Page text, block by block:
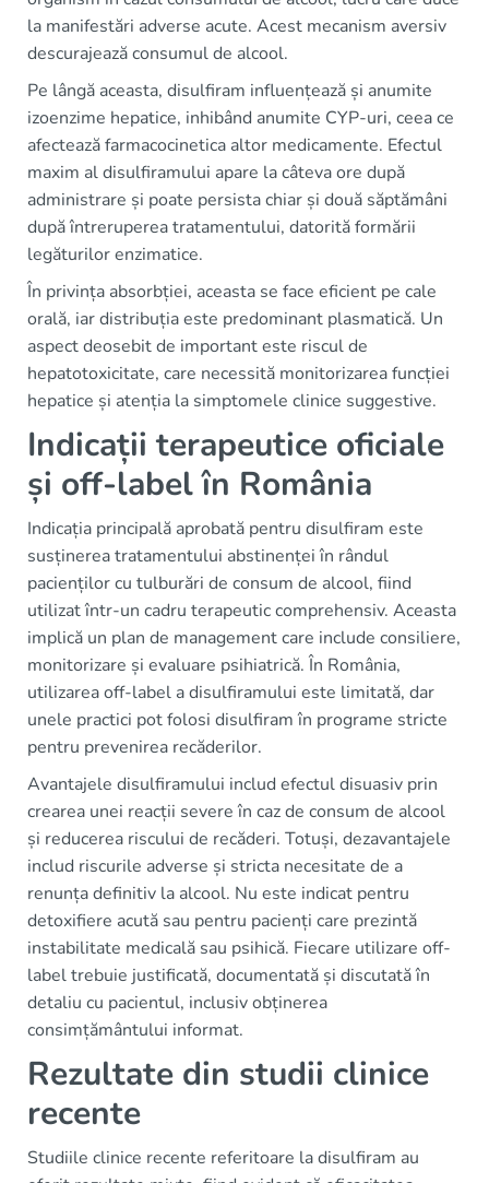
la manifestări adverse acute. Acest mecanism aversiv
descurajează consumul de alcool.
Pe lângă aceasta, disulfiram influențează și anumite
izoenzime hepatice, inhibând anumite CYP-uri, ceea ce
afectează farmacocinetica altor medicamente. Efectul
maxim al disulfiramului apare la câteva ore după
administrare și poate persista chiar și două săptămâni
după întreruperea tratamentului, datorită formării
legăturilor enzimatice.
În privința absorbției, aceasta se face eficient pe cale
orală, iar distribuția este predominant plasmatică. Un
aspect deosebit de important este riscul de
hepatotoxicitate, care necessită monitorizarea funcției
hepatice și atenția la simptomele clinice suggestive.
Indicații terapeutice oficiale
și off-label în România
Indicația principală aprobată pentru disulfiram este
susținerea tratamentului abstinenței în rândul
pacienților cu tulburări de consum de alcool, fiind
utilizat într-un cadru terapeutic comprehensiv. Aceasta
implică un plan de management care include consiliere,
monitorizare și evaluare psihiatrică. În România,
utilizarea off-label a disulfiramului este limitată, dar
unele practici pot folosi disulfiram în programe stricte
pentru prevenirea recăderilor.
Avantajele disulfiramului includ efectul disuasiv prin
crearea unei reacții severe în caz de consum de alcool
și reducerea riscului de recăderi. Totuși, dezavantajele
includ riscurile adverse și stricta necesitate de a
renunța definitiv la alcool. Nu este indicat pentru
detoxifiere acută sau pentru pacienți care prezintă
instabilitate medicală sau psihică. Fiecare utilizare off-
label trebuie justificată, documentată și discutată în
detaliu cu pacientul, inclusiv obținerea
consimțământului informat.
Rezultate din studii clinice
recente
Studiile clinice recente referitoare la disulfiram au